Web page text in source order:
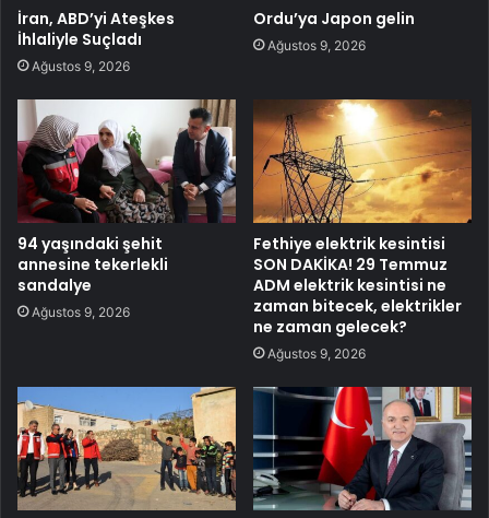
İran, ABD’yi Ateşkes
İhlaliyle Suçladı
Ağustos 9, 2026
Ordu’ya Japon gelin
Ağustos 9, 2026
94 yaşındaki şehit
annesine tekerlekli
sandalye
Ağustos 9, 2026
Fethiye elektrik kesintisi
SON DAKİKA! 29 Temmuz
ADM elektrik kesintisi ne
zaman bitecek, elektrikler
ne zaman gelecek?
Ağustos 9, 2026